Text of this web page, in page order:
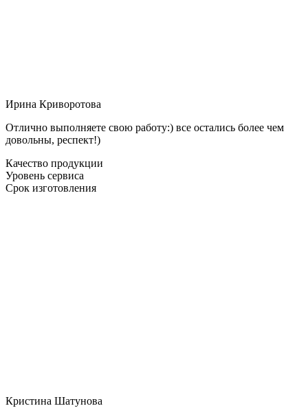
Ирина Криворотова
Отлично выполняете свою работу:) все остались более чем
довольны, респект!)
Качество продукции
Уровень сервиса
Срок изготовления
Кристина Шатунова